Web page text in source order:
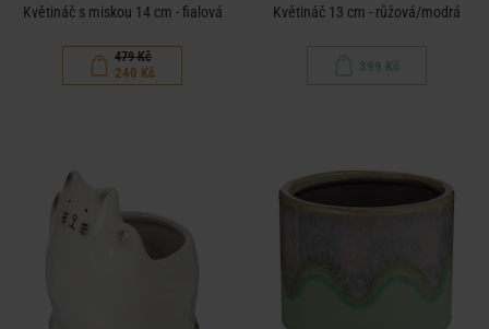
Květináč s miskou 14 cm - fialová
479 Kč
240 Kč
Květináč 13 cm - růžová/modrá
399 Kč